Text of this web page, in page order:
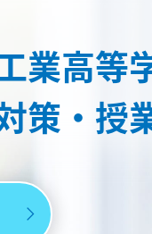
業高等
策・授